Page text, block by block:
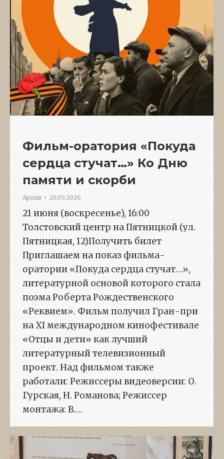
Фильм-оратория «Покуда
сердца стучат…» Ко Дню
памяти и скорби
Архив 20.05.2026
21 июня (воскресенье), 16:00
Толстовский центр на Пятницкой (ул.
Пятницкая, 12)Получить билет
Приглашаем на показ фильма-
оратории «Покуда сердца стучат…»,
литературной основой которого стала
поэма Роберта Рождественского
«Реквием». Фильм получил Гран-при
на XI международном кинофестивале
«Отцы и дети» как лучший
литературный телевизионный
проект. Над фильмом также
работали: Режиссеры видеоверсии: О.
Гурская, Н. Романова; Режиссер
монтажа: В.…